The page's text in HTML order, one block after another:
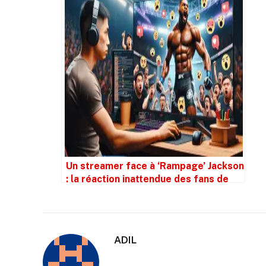
Un streamer face à ‘Rampage’ Jackson
: la réaction inattendue des fans de
ADIL